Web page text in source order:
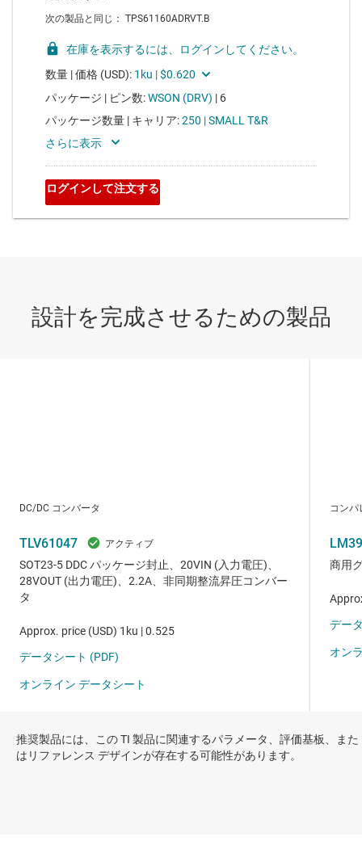
推奨製品には、この TI 製品に関連するパラメータ、評価基板、また
はリファレンス デザインが存在する可能性があります。